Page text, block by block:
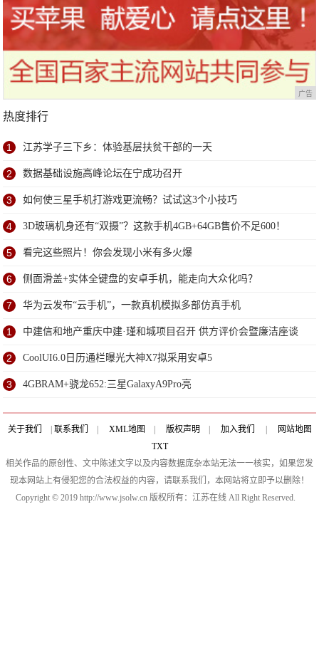
广告
热度排行
1 江苏学子三下乡：体验基层扶贫干部的一天
2 数据基础设施高峰论坛在宁成功召开
3 如何使三星手机打游戏更流畅？试试这3个小技巧
4 3D玻璃机身还有“双摄”？这款手机4GB+64GB售价不足600！
5 看完这些照片！你会发现小米有多火爆
6 侧面滑盖+实体全键盘的安卓手机，能走向大众化吗？
7 华为云发布“云手机”，一款真机模拟多部仿真手机
1 中建信和地产重庆中建·瑾和城项目召开 供方评价会暨廉洁座谈
会
2 CoolUI6.0日历通栏曝光大神X7拟采用安卓5
3 4GBRAM+骁龙652:三星GalaxyA9Pro亮
关于我们 | 联系我们 | XML地图 | 版权声明 | 加入我们 |
网站地图
TXT
相关作品的原创性、文中陈述文字以及内容数据庞杂本站无法一一核实，如果您发
现本网站上有侵犯您的合法权益的内容，请联系我们，本网站将立即予以删除！
Copyright © 2019 http://www.jsolw.cn 版权所有：江苏在线 All Right Reserved.